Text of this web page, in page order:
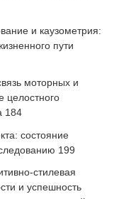
и каузометрия:
пути
моторных и
целостного
184
состояние
199
стилевая
и успешность